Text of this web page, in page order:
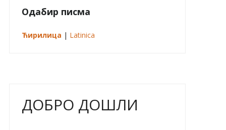
Одабир писма
Ћирилица | Latinica
ДОБРО ДОШЛИ